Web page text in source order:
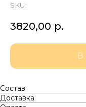
SKU:
3820,00 р.
В
Состав
Доставка